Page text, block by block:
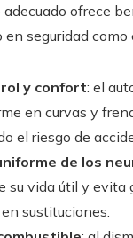
ofrece
seguridad como
y confort: el
en curvas y
el riesgo de
de los
su vida útil y evita
sustituciones.